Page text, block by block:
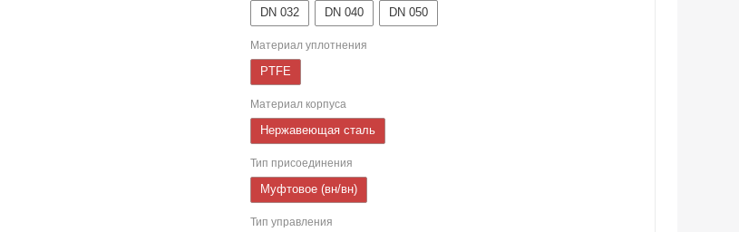
DN 032 DN 040 DN 050
Материал уплотнения
PTFE
Материал корпуса
Нержавеющая сталь
Тип присоединения
Муфтовое (вн/вн)
Тип управления